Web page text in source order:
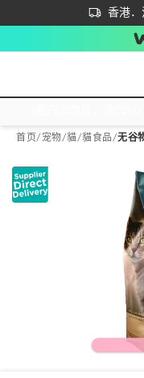
香港
立即成
首次APP下
首页/ 宠物/貓/貓食品/无谷